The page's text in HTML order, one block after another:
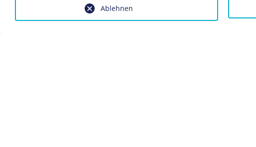
Inv.-Nr.: R 51/34-2
Ablehnen